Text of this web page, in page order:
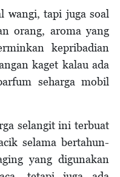
wangi, tapi juga soal
orang, aroma yang
kepribadian
kaget kalau ada
seharga mobil
selangit ini terbuat
selama bertahun-
yang digunakan